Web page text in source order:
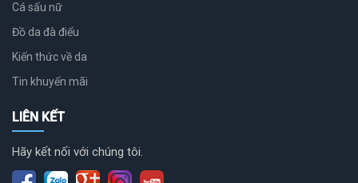
Cá sấu nữ
Đồ da đà điểu
Kiến thức về da
Tin khuyến mãi
LIÊN KẾT
Hãy kết nối với chúng tôi.